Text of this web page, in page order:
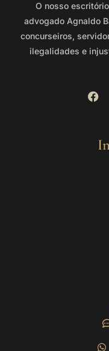
O nosso
advogado Agnaldo
concurseiros,
ilegalidades e